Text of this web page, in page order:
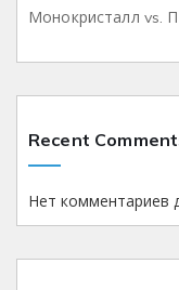
Монокристалл vs.
Recent
Нет комментариев